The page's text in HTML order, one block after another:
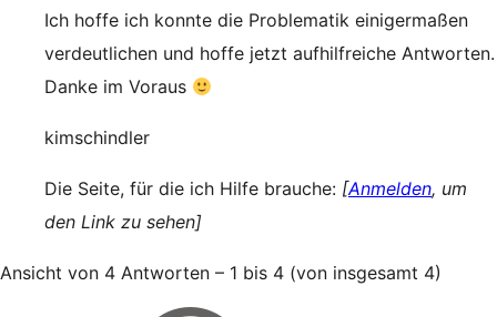
Ich hoffe ich konnte die Problematik einigermaßen
verdeutlichen und hoffe jetzt aufhilfreiche Antworten.
Danke im Voraus
kimschindler
Die Seite, für die ich Hilfe brauche: [Anmelden, um
den Link zu sehen]
Ansicht von 4 Antworten – 1 bis 4 (von insgesamt 4)